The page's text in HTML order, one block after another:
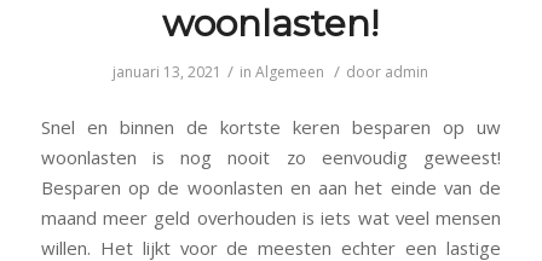
woonlasten!
januari 13, 2021 / inAlgemeen / door admin
Snel en binnen de kortste keren besparen op uw
woonlasten is nog nooit zo eenvoudig geweest!
Besparen op de woonlasten en aan het einde van de
maand meer geld overhouden is iets wat veel mensen
willen. Het lijkt voor de meesten echter een lastige